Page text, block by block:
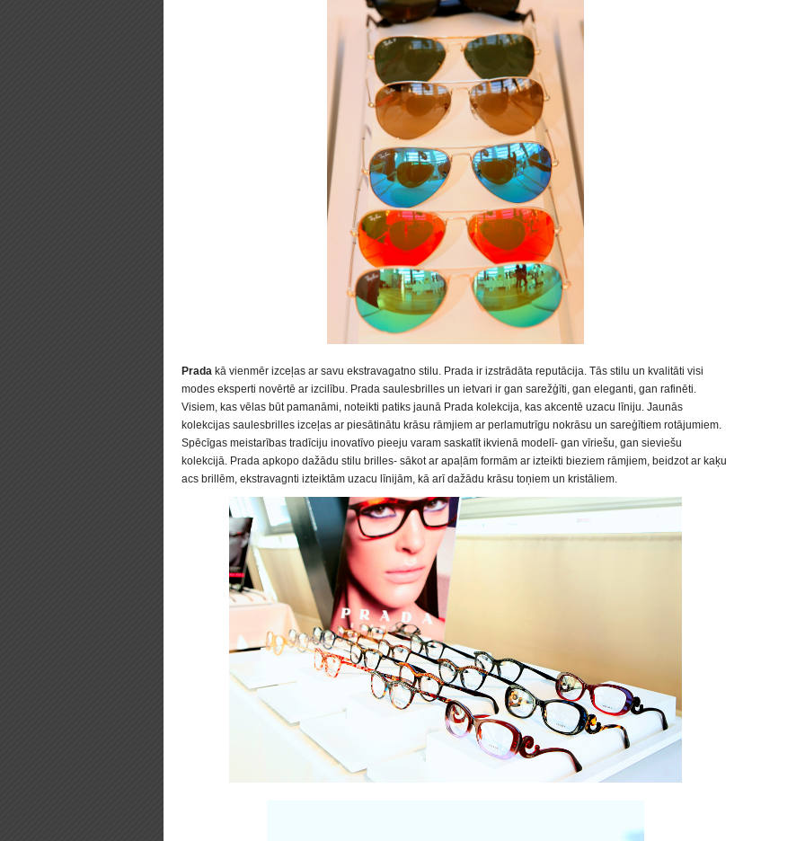
Prada kā vienmēr izceļas ar savu ekstravagatno stilu. Prada ir izstrādāta reputācija. Tās stilu un kvalitāti visi
modes eksperti novērtē ar izcilību. Prada saulesbrilles un ietvari ir gan sarežģīti, gan eleganti, gan rafinēti.
Visiem, kas vēlas būt pamanāmi, noteikti patiks jaunā Prada kolekcija, kas akcentē uzacu līniju. Jaunās
kolekcijas saulesbrilles izceļas ar piesātinātu krāsu rāmjiem ar perlamutrīgu nokrāsu un sareģītiem rotājumiem.
Spēcīgas meistarības tradīciju inovatīvo pieeju varam saskatīt ikvienā modelī- gan vīriešu, gan sieviešu
kolekcijā. Prada apkopo dažādu stilu brilles- sākot ar apaļām formām ar izteikti bieziem rāmjiem, beidzot ar kaķu
acs brillēm, ekstravagnti izteiktām uzacu līnijām, kā arī dažādu krāsu toņiem un kristāliem.